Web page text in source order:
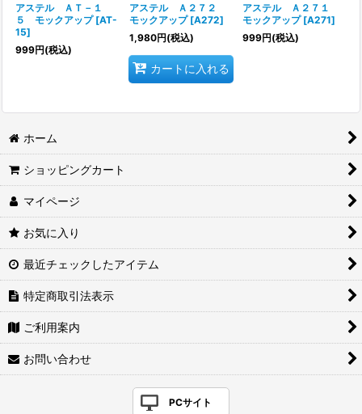
アステル ＡＴ－１
５ モックアップ [AT-
15]
999円(税込)
アステル Ａ２７２
モックアップ [A272]
1,980円(税込)
カートに入れる
アステル Ａ２７１
モックアップ [A271]
999円(税込)
ホーム
ショッピングカート
マイページ
お気に入り
最近チェックしたアイテム
特定商取引法表示
ご利用案内
お問い合わせ
PCサイト